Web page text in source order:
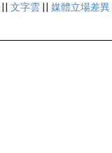
|| 文字雲 || 媒體立場差異